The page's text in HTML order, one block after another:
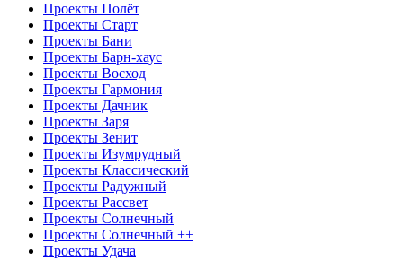
Проекты Полёт
Проекты Старт
Проекты Бани
Проекты Барн-хаус
Проекты Восход
Проекты Гармония
Проекты Дачник
Проекты Заря
Проекты Зенит
Проекты Изумрудный
Проекты Классический
Проекты Радужный
Проекты Рассвет
Проекты Солнечный
Проекты Солнечный ++
Проекты Удача